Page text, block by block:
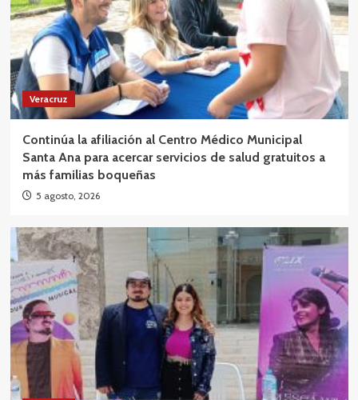
Veracruz
Continúa la afiliación al Centro Médico Municipal
Santa Ana para acercar servicios de salud gratuitos a
más familias boqueñas
5 agosto, 2026